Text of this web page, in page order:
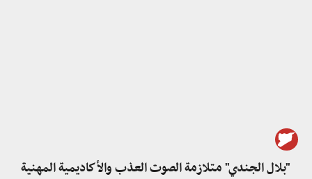
"بلال الجندي" متلازمة الصوت العذب والأكاديمية المهنية